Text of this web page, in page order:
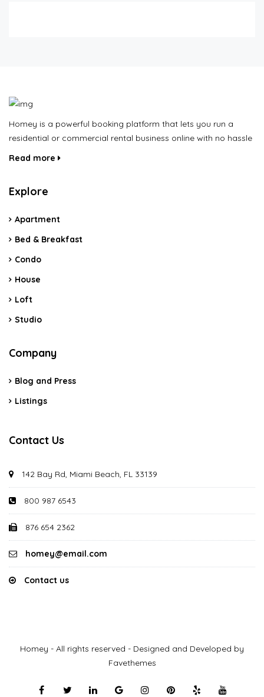
Homey is a powerful booking platform that lets you run a
residential or commercial rental business online with no hassle
Read more
Explore
Apartment
Bed & Breakfast
Condo
House
Loft
Studio
Company
Blog and Press
Listings
Contact Us
142 Bay Rd, Miami Beach, FL 33139
800 987 6543
876 654 2362
homey@email.com
Contact us
Homey - All rights reserved - Designed and Developed by
Favethemes